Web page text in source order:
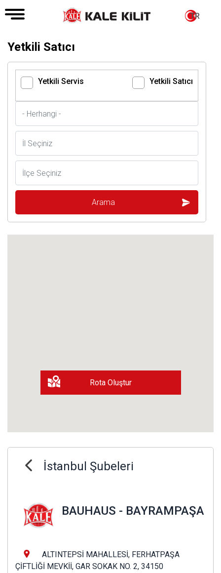
TR
Yetkili Satıcı
Yetkili Servis Yetkili Satıcı
Rota Oluştur
İstanbul Şubeleri
BAUHAUS - BAYRAMPAŞA
ALTINTEPSİ MAHALLESİ, FERHATPAŞA
ÇİFTLİĞİ MEVKİİ, GAR SOKAK NO. 2, 34150